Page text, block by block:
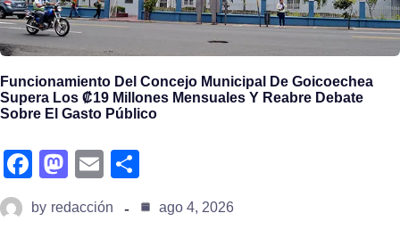
Funcionamiento Del Concejo Municipal De Goicoechea
Supera Los ₡19 Millones Mensuales Y Reabre Debate
Sobre El Gasto Público
fa
e
m
st
e
ail ar
by redacción ago 4, 2026